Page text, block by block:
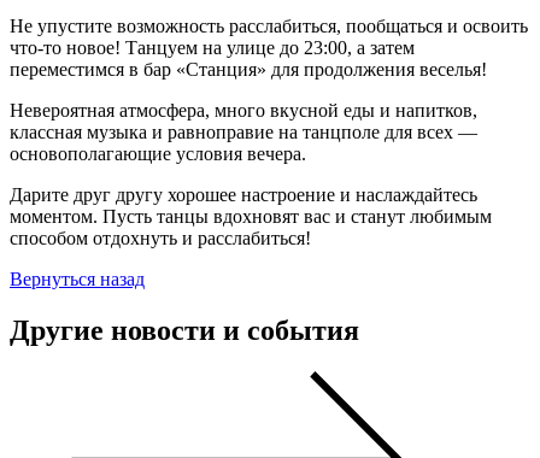
Не упустите возможность расслабиться, пообщаться и освоить
что-то новое! Танцуем на улице до 23:00, а затем
переместимся в бар «Станция» для продолжения веселья!
Невероятная атмосфера, много вкусной еды и напитков,
классная музыка и равноправие на танцполе для всех —
основополагающие условия вечера.
Дарите друг другу хорошее настроение и наслаждайтесь
моментом. Пусть танцы вдохновят вас и станут любимым
способом отдохнуть и расслабиться!
Вернуться назад
Другие новости и события